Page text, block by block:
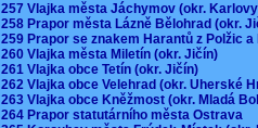
257 Vlajka města Jáchymov (okr.
258 Prapor města Lázně Bělohrad (okr.
259 Prapor se znakem Harantů z Polžic
260 Vlajka města Miletín (okr. Jičín)
261 Vlajka obce Tetín (okr. Jičín)
262 Vlajka obce Velehrad (okr. Uherské
263 Vlajka obce Kněžmost (okr. Mladá
264 Prapor statutárního města Ostrava